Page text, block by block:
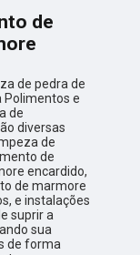
de
de pedra de
Polimentos e
de
diversas
de
de
encardido,
de marmore
e instalações
suprir a
sua
de forma